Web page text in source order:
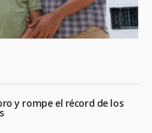
y rompe el récord de los